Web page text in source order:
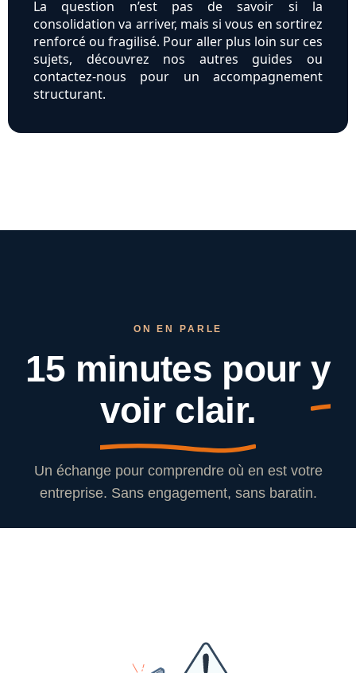
La question n’est pas de savoir si la
consolidation va arriver, mais si vous en sortirez
renforcé ou fragilisé. Pour aller plus loin sur ces
sujets, découvrez nos autres guides ou
contactez-nous pour un accompagnement
structurant.
ON EN PARLE
15 minutes pour y
voir clair.
Un échange pour comprendre où en est votre
entreprise. Sans engagement, sans baratin.